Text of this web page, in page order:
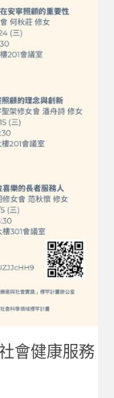
會健康服務